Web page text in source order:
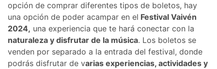
opción de comprar diferentes tipos de boletos, hay
una opción de poder acampar en el Festival Vaivén
2024, una experiencia que te hará conectar con la
naturaleza y disfrutar de la música. Los boletos se
venden por separado a la entrada del festival, donde
podrás disfrutar de varias experiencias, actividades y